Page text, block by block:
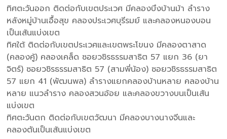
ทิศตะวันออก ติดต่อกับเขตประเวศ มีคลองบึงบ้านม้า ลำราง
หลังหมู่บ้านเอื้อสุข คลองประเวศบุรีรมย์ และคลองหนองบอน
เป็นเส้นแบ่งเขต
ทิศใต้ ติดต่อกับเขตประเวศและเขตพระโขนง มีคลองตาสาด
(คลองคู้) คลองเคล็ด ซอยวชิรธรรมสาธิต 57 แยก 36 (ยา
จิตร์) ซอยวชิรธรรมสาธิต 57 (สามพี่น้อง) ซอยวชิรธรรมสาธิต
57 แยก 41 (พัฒนพล) ลำรางแยกคลองบ้านหลาย คลองบ้าน
หลาย แนวลำราง คลองสวนอ้อย และคลองขวางบนเป็นเส้น
แบ่งเขต
ทิศตะวันตก ติดต่อกับเขตวัฒนา มีคลองบางนางจีนและ
คลองตันเป็นเส้นแบ่งเขต